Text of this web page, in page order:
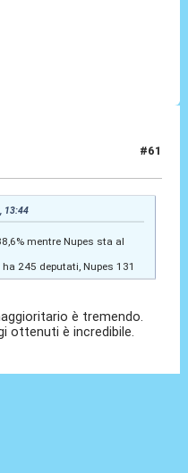
#61
13:44
mentre Nupes sta al
245 deputati, Nupes 131
è tremendo.
ottenuti è incredibile.